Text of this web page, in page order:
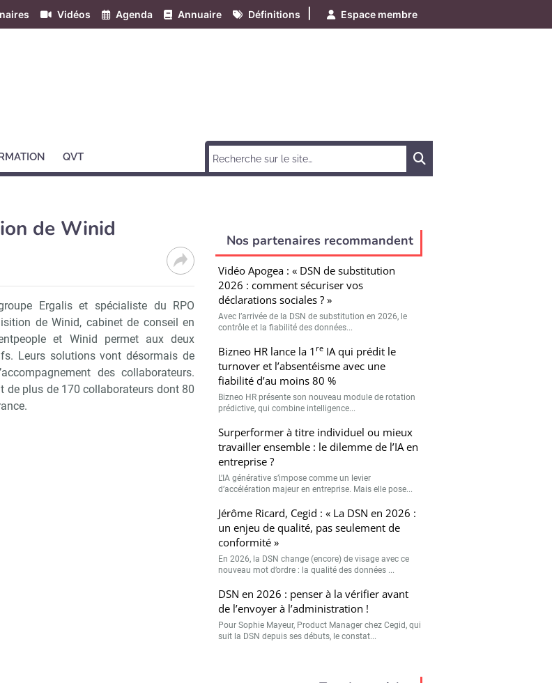
Vidéos Agenda Annuaire Définitions Espace membre
QVT
de Winid
Ergalis et spécialiste du RPO
de Winid, cabinet de conseil en
et Winid permet aux deux
Leurs solutions vont désormais de
des collaborateurs.
de plus de 170 collaborateurs dont 80
Nos partenaires recommandent
Vidéo Apogea : « DSN de substitution
2026 : comment sécuriser vos
déclarations sociales ? »
Avec l’arrivée de la DSN de substitution en 2026, le
contrôle et la fiabilité des données...
Bizneo HR lance la 1 reIA qui prédit le
turnover et l’absentéisme avec une
fiabilité d’au moins 80 %
Bizneo HR présente son nouveau module de rotation
prédictive, qui combine intelligence...
Surperformer à titre individuel ou mieux
travailler ensemble : le dilemme de l’IA en
entreprise ?
L’IA générative s’impose comme un levier
d’accélération majeur en entreprise. Mais elle pose...
Jérôme Ricard, Cegid : « La DSN en 2026 :
un enjeu de qualité, pas seulement de
conformité »
En 2026, la DSN change (encore) de visage avec ce
nouveau mot d’ordre : la qualité des données ...
DSN en 2026 : penser à la vérifier avant
de l’envoyer à l’administration !
Pour Sophie Mayeur, Product Manager chez Cegid, qui
suit la DSN depuis ses débuts, le constat...